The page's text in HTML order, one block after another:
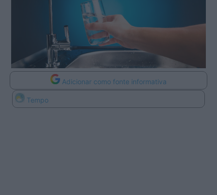
Adicionar como fonte informativa
Tempo